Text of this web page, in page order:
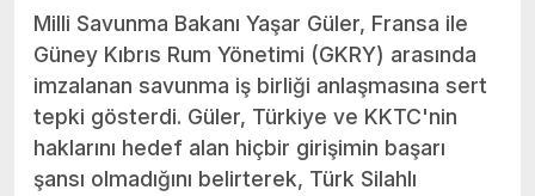
Milli Savunma Bakanı Yaşar Güler, Fransa ile
Güney Kıbrıs Rum Yönetimi (GKRY) arasında
imzalanan savunma iş birliği anlaşmasına sert
tepki gösterdi. Güler, Türkiye ve KKTC'nin
haklarını hedef alan hiçbir girişimin başarı
şansı olmadığını belirterek, Türk Silahlı